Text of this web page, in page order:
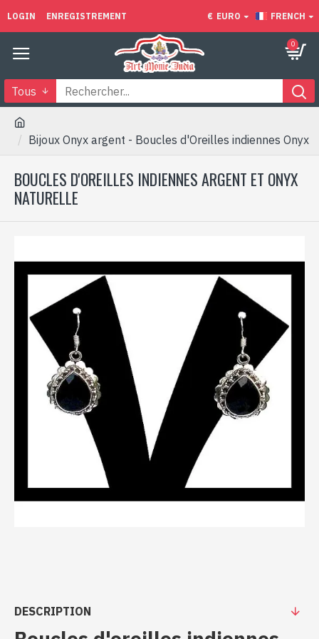
LOGIN ENREGISTREMENT € EURO FRENCH
0
Tous
Bijoux Onyx argent - Boucles d'Oreilles indiennes Onyx
BOUCLES D'OREILLES INDIENNES ARGENT ET ONYX
NATURELLE
DESCRIPTION